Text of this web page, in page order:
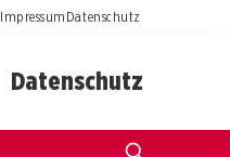
ImpressumDatenschutz
Datenschutz